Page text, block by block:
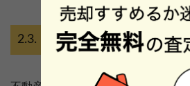
ローンが残っている状態